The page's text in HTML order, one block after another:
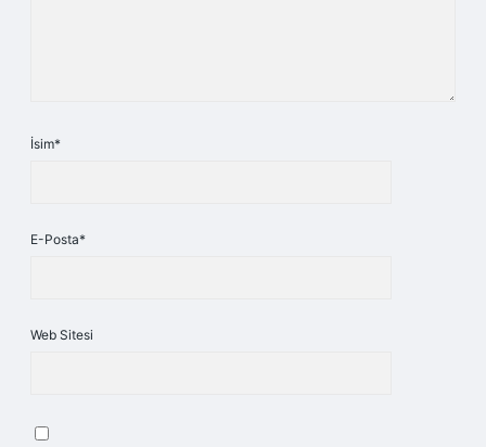
İsim*
E-Posta*
Web Sitesi